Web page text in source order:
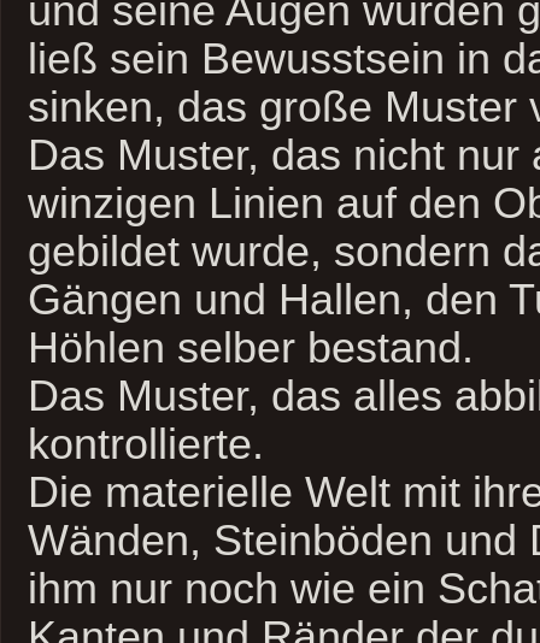
und seine Augen wurden
ließ sein Bewusstsein in
sinken, das große Muster
Das Muster, das nicht nur
winzigen Linien auf den
gebildet wurde, sondern
Gängen und Hallen, den
Höhlen selber bestand.
Das Muster, das alles
kontrollierte.
Die materielle Welt mit
Wänden, Steinböden und
ihm nur noch wie ein